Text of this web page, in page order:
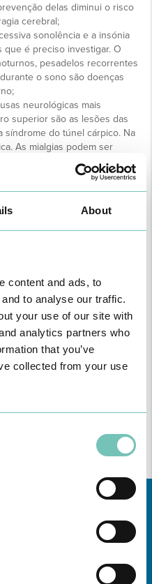
About
content and ads, to
to analyse our traffic.
your use of our site with
analytics partners who
that you’ve
collected from your use
delas diminui o risco
cerebral;
sonolência e a insónia
é preciso investigar. O
pesadelos recorrentes
o sono são doenças
neurológicas mais
superior são as lesões das
síndrome do túnel cárpico. Na
As mialgias podem ser
a Neurologia são a esclerose
e da marcha,
NAS UNIDADES
Grande Lisboa, Norte,